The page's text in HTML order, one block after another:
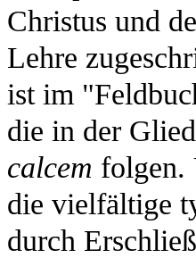
Christus und
Lehre
ist im
die in der
calcem folgen.
die vielfältige
durch